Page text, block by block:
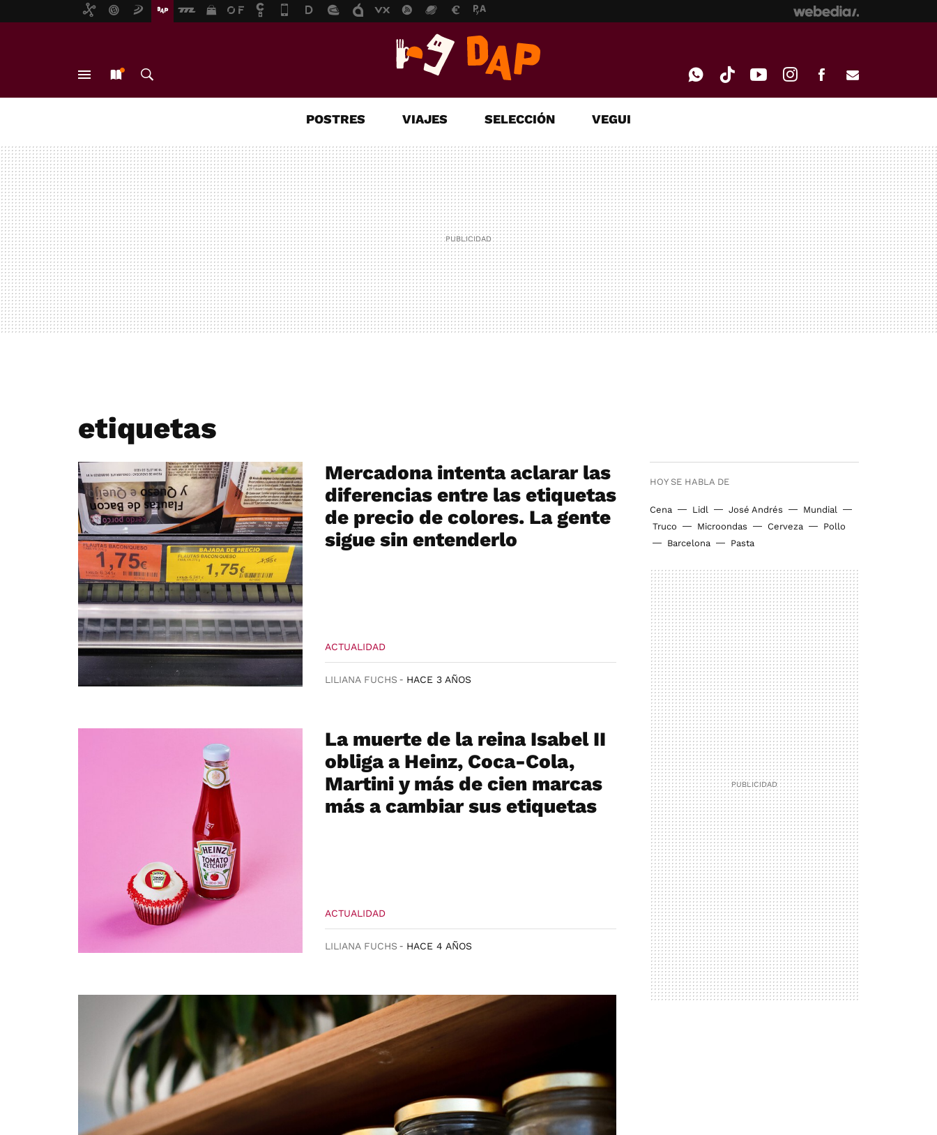
MAIL
POSTRES VIAJES SELECCIÓN VEGUI
etiquetas
HOY SE HABLA DE
Cena Lidl José Andrés
Mundial
Truco
Microondas Cerveza
Pollo
Barcelona
Pasta
Mercadona intenta aclarar las
diferencias entre las etiquetas
de precio de colores. La gente
sigue sin entenderlo
ACTUALIDAD
LILIANA FUCHS HACE 3 AÑOS
La muerte de la reina Isabel II
obliga a Heinz, Coca-Cola,
Martini y más de cien marcas
más a cambiar sus etiquetas
ACTUALIDAD
LILIANA FUCHS HACE 4 AÑOS